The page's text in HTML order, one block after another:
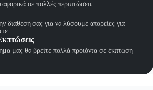
σε πολλές περιπτώσεις
διάθεσή σας για να λύσουμε απορείες για
μας θα βρείτε πολλά προιόντα σε έκπτωση